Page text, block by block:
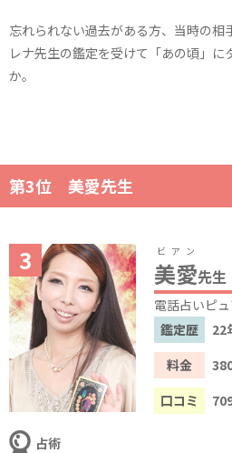
忘れられない過去がある方、当時の相
レナ先生の鑑定を受けて「あの頃」
か。
第3位 美愛先生
美愛
ビアン
先生
電話占いピュ
鑑定歴
22
料金
口コミ
占術